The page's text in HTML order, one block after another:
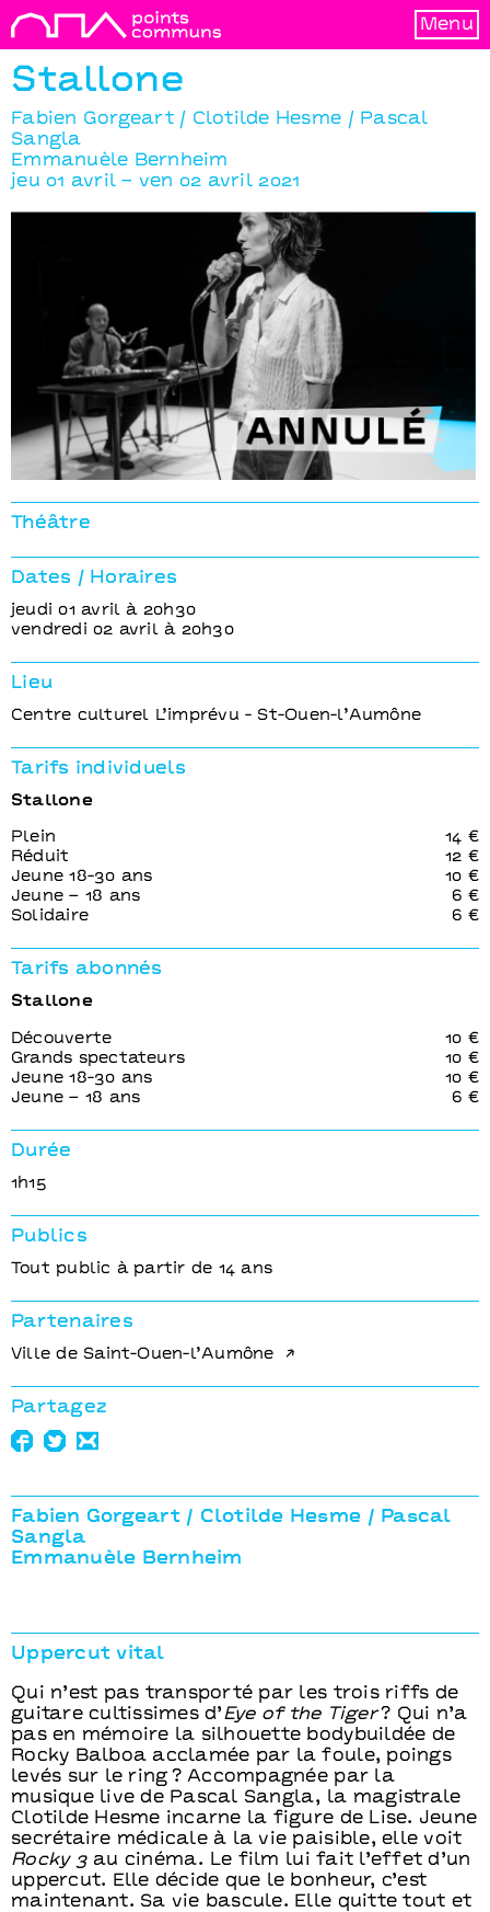
Menu
Stallone
Fabien Gorgeart / Clotilde Hesme / Pascal
Sangla
Emmanuèle Bernheim
jeu 01 avril – ven 02 avril 2021
Stallone
Fabien Gorgeart / Clotilde Hesme / Pascal
Emmanuèle Bernheim
Fabien Gorgeart / Clotilde Hesme / Pascal
Sangla
Emmanuèle Bernheim
Uppercut vital
Qui n’est pas transporté par les trois riffs de
guitare cultissimes d’Eye of the Tiger? Qui n’a
pas en mémoire la silhouette bodybuildée de
Rocky Balboa acclamée par la foule, poings
levés sur le ring ? Accompagnée par la
musique live de Pascal Sangla, la magistrale
Clotilde Hesme incarne la figure de Lise. Jeune
secrétaire médicale à la vie paisible, elle voit
Rocky 3au cinéma. Le film lui fait l’effet d’un
uppercut. Elle décide que le bonheur, c’est
maintenant. Sa vie bascule. Elle quitte tout et
Théâtre
Dates / Horaires
jeudi 01 avril à 20h30
vendredi 02 avril à 20h30
Lieu
Centre culturel L’imprévu - St-Ouen-l’Aumône
Tarifs individuels
Stallone
Plein
14 €
Réduit
12 €
Jeune 18-30 ans
10 €
Jeune – 18 ans
6 €
Solidaire
6 €
Tarifs abonnés
Stallone
Découverte
10 €
Grands spectateurs
10 €
Jeune 18-30 ans
10 €
Jeune – 18 ans
6 €
Durée
1h15
Publics
Tout public à partir de 14 ans
Partenaires
Ville de Saint-Ouen-l’Aumône
Partagez